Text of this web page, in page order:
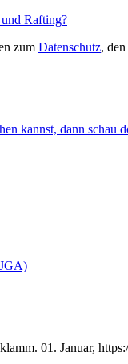
Rafting?
zum Datenschutz, den
kannst, dann
01. Januar,